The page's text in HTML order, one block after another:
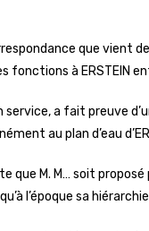
que vient
fonctions à ERSTEIN
service, a fait preuve
au plan d’eau
M. M… soit
l’époque sa